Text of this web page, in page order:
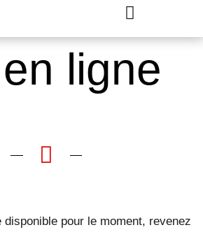
ligne
pour le moment, revenez